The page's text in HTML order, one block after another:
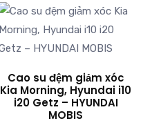
Cao su đệm giảm xóc
Kia Morning, Hyundai i10
i20 Getz – HYUNDAI
MOBIS